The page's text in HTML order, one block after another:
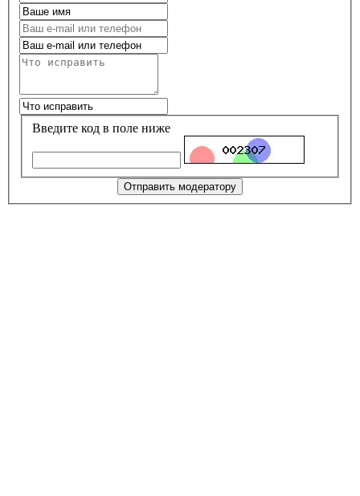
Введите код в поле ниже
Отправить модератору